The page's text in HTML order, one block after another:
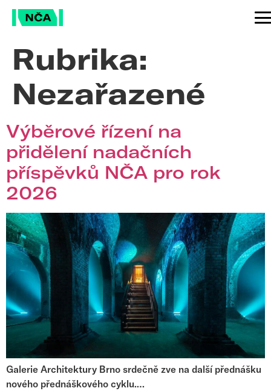
Rubrika:
Nezařazené
Výběrové řízení na
přidělení nadačních
příspěvků NČA pro rok
2026
Galerie Architektury Brno srdečně zve na další přednášku
nového přednáškového cyklu.…